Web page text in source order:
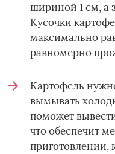
шириной 1 см, а
Кусочки
максимально
равномерно
Картофель
вымывать
поможет
что обеспечит
приготовлении,